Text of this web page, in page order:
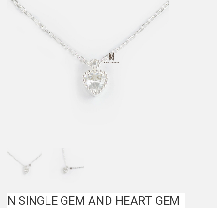
N SINGLE GEM AND HEART GEM